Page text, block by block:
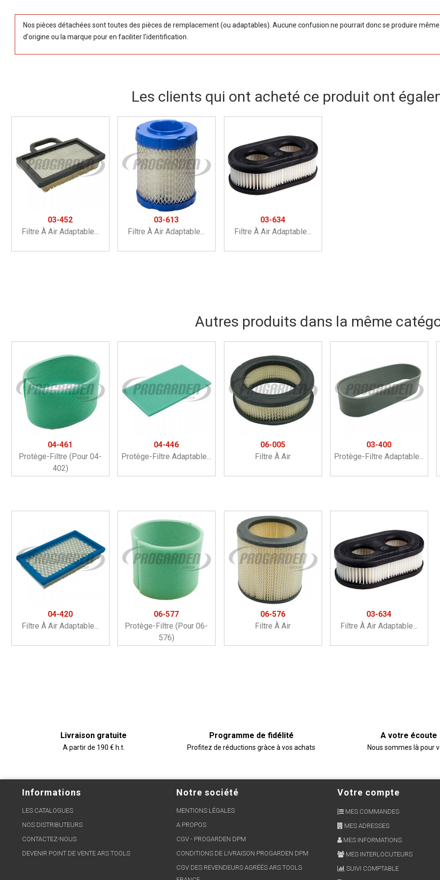
Nos pièces détachées sont toutes des pièces de remplacement (ou adaptables). Aucune confusion ne pourrait donc se produire
d'origine ou la marque pour en faciliter l'identification.
Les clients qui ont acheté ce produit ont
03-452
Filtre À Air Adaptable...
03-613
Filtre À Air Adaptable...
03-634
Filtre À Air Adaptable...
Autres produits dans la même
04-461
Protège-Filtre (pour 04-
402)
04-446
Protège-Filtre Adaptable...
06-005
Filtre À Air
03-400
Protège-Filtre Adaptable...
04-420
Filtre À Air Adaptable...
06-577
Protège-Filtre (pour 06-
576)
06-576
Filtre À Air
03-634
Filtre À Air Adaptable...
Livraison gratuite
A partir de 190 € h.t.
Programme de fidélité
Profitez de réductions gràce à vos achats
A votre écoute
Nous sommes là pour
Informations
LES CATALOGUES
NOS DISTRIBUTEURS
CONTACTEZ-NOUS
DEVENIR POINT DE VENTE ARS TOOLS
Notre société
MENTIONS LÉGALES
A PROPOS
CGV - PROGARDEN DPM
CONDITIONS DE LIVRAISON PROGARDEN DPM
CGV DES REVENDEURS AGRÉÉS ARS TOOLS
Votre compte
MES COMMANDES
MES ADRESSES
MES INFORMATIONS
MES INTERLOCUTEURS
SUIVI COMPTABLE